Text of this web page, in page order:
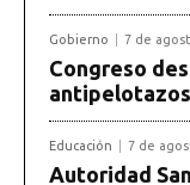
Gobierno 7 de
Congreso
antipelotazos
Educación 7 de
Autoridad